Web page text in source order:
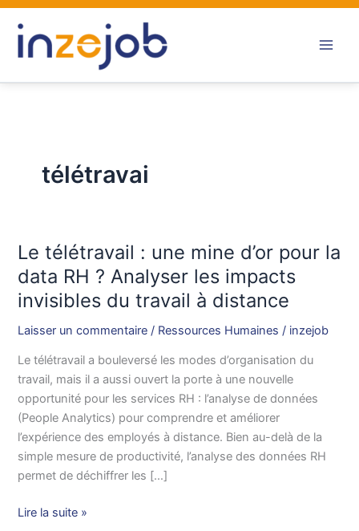
Aller
contenu
télétravai
Le télétravail : une mine d’or pour la
data RH ? Analyser les impacts
invisibles du travail à distance
Laisser un commentaire / Ressources Humaines / inzejob
Le télétravail a bouleversé les modes d’organisation du
travail, mais il a aussi ouvert la porte à une nouvelle
opportunité pour les services RH : l’analyse de données
(People Analytics) pour comprendre et améliorer
l’expérience des employés à distance. Bien au-delà de la
simple mesure de productivité, l’analyse des données RH
permet de déchiffrer les […]
Le
télétravail
:
une
mine
pour
la
data
RH
?
Analyser
les
invisibles
Lire la suite »